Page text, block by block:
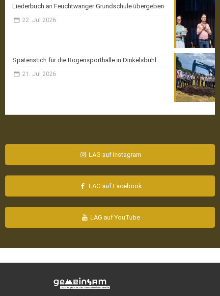
Liederbuch an Feuchtwanger Grundschule übergeben
22. Jul 2026
Spatenstich für die Bogensporthalle in Dinkelsbühl
21. Jul 2026
LAG auf Instagram
LAG auf Facebook
LAG auf YouTube